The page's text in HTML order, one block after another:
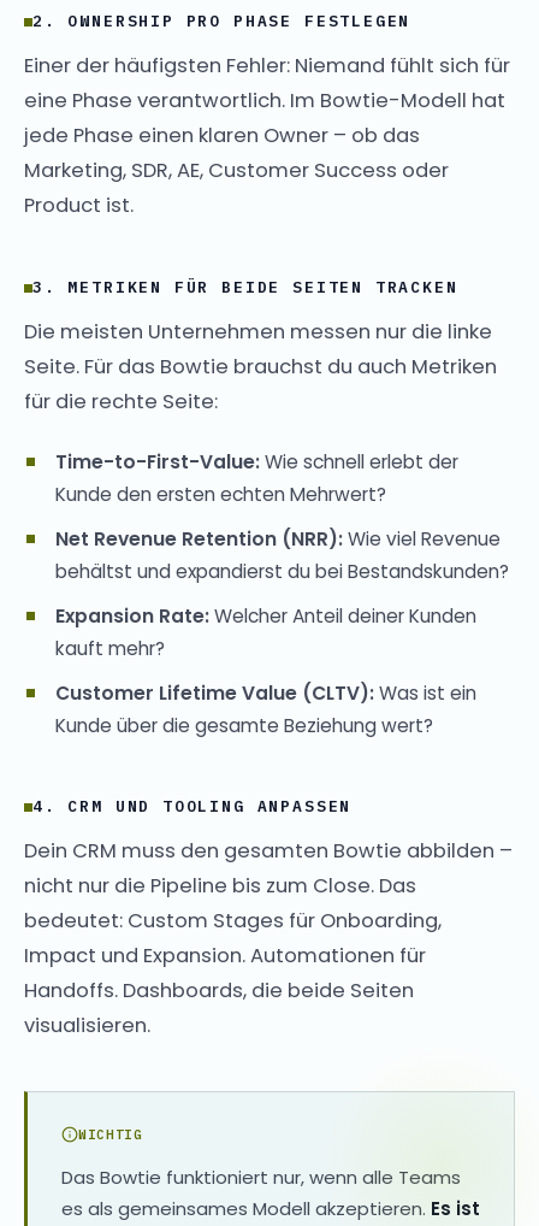
2. OWNERSHIP PRO PHASE FESTLEGEN
Einer der häufigsten Fehler: Niemand fühlt sich für
eine Phase verantwortlich. Im Bowtie-Modell hat
jede Phase einen klaren Owner – ob das
Marketing, SDR, AE, Customer Success oder
Product ist.
3. METRIKEN FÜR BEIDE SEITEN TRACKEN
Die meisten Unternehmen messen nur die linke
Seite. Für das Bowtie brauchst du auch Metriken
für die rechte Seite:
Time-to-First-Value:Wie schnell erlebt der
Kunde den ersten echten Mehrwert?
Net Revenue Retention (NRR):Wie viel Revenue
behältst und expandierst du bei Bestandskunden?
Expansion Rate:Welcher Anteil deiner Kunden
kauft mehr?
Customer Lifetime Value (CLTV):Was ist ein
Kunde über die gesamte Beziehung wert?
4. CRM UND TOOLING ANPASSEN
Dein CRM muss den gesamten Bowtie abbilden –
nicht nur die Pipeline bis zum Close. Das
bedeutet: Custom Stages für Onboarding,
Impact und Expansion. Automationen für
Handoffs. Dashboards, die beide Seiten
visualisieren.
WICHTIG
Das Bowtie funktioniert nur, wenn alle Teams
es als gemeinsames Modell akzeptieren. Es ist